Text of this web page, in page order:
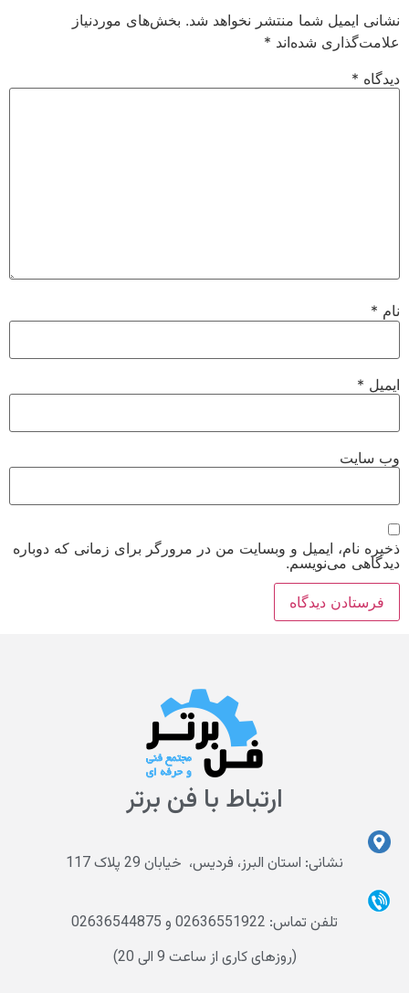
نشانی ایمیل شما منتشر نخواهد شد. بخش‌های موردنیاز
علامت‌گذاری شده‌اند *
دیدگاه *
نام *
ایمیل *
وب‌ سایت
ذخیره نام، ایمیل و وبسایت من در مرورگر برای زمانی که دوباره
دیدگاهی می‌نویسم.
ارتباط با فن برتر
نشانی: استان البرز، فردیس، خیابان 29 پلاک 117
تلفن تماس: 02636551922 و 02636544875
(روزهای کاری از ساعت 9 الی 20)